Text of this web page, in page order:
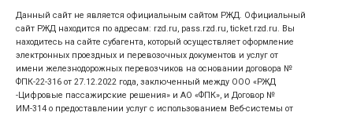
Данный сайт не является официальным сайтом РЖД. Официальный
сайт РЖД находится по адресам: rzd.ru, pass.rzd.ru, ticket.rzd.ru. Вы
находитесь на сайте субагента, который осуществляет оформление
электронных проездных и перевозочных документов и услуг от
имени железнодорожных перевозчиков на основании договора №
ФПК-22-316 от 27.12.2022 года, заключенный между ООО «РЖД
-Цифровые пассажирские решения» и АО «ФПК», и Договор №
ИМ-314 о предоставлении услуг с использованием Веб-системы от